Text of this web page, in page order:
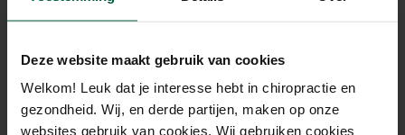
Deze website maakt gebruik van cookies
Welkom! Leuk dat je interesse hebt in chiropractie en
gezondheid. Wij, en derde partijen, maken op onze
websites gebruik van cookies. Wij gebruiken cookies
Volg ons op
We scoren een 9,6
Google reviews